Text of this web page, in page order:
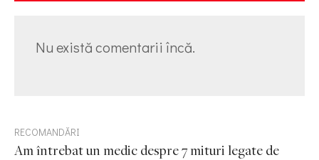
Nu există comentarii încă.
RECOMANDĂRI
Am întrebat un medic despre 7 mituri legate de